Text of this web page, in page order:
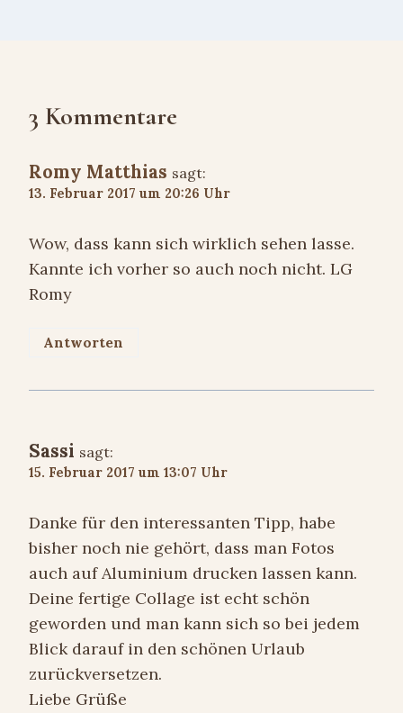
3 Kommentare
Romy Matthias sagt:
13. Februar 2017 um 20:26 Uhr
Wow, dass kann sich wirklich sehen lasse.
Kannte ich vorher so auch noch nicht. LG
Romy
Antworten
Sassi sagt:
15. Februar 2017 um 13:07 Uhr
Danke für den interessanten Tipp, habe
bisher noch nie gehört, dass man Fotos
auch auf Aluminium drucken lassen kann.
Deine fertige Collage ist echt schön
geworden und man kann sich so bei jedem
Blick darauf in den schönen Urlaub
zurückversetzen.
Liebe Grüße